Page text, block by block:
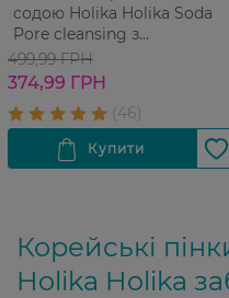
содою Holika Holika Soda
Pore cleansing з
силіконовою щіточкою 150
мл
499,99 ГРН
374,99 ГРН
Корейські
Holika Holika